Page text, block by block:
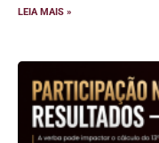
LEIA MAIS »